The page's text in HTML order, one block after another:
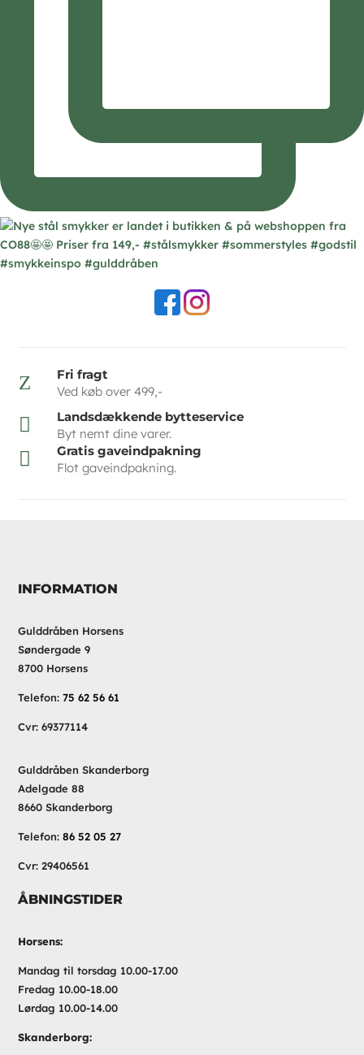
Z
Fri fragt
Ved køb over 499,-

Landsdækkende bytteservice
Byt nemt dine varer.

Gratis gaveindpakning
Flot gaveindpakning.
INFORMATION
Gulddråben Horsens
Søndergade 9
8700 Horsens
Telefon:75 62 56 61
Cvr: 69377114
Gulddråben Skanderborg
Adelgade 88
8660 Skanderborg
Telefon:86 52 05 27
Cvr: 29406561
ÅBNINGSTIDER
Horsens:
Mandag til torsdag 10.00-17.00
Fredag 10.00-18.00
Lørdag 10.00-14.00
Skanderborg: